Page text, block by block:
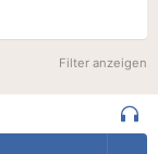
Filter anzeigen